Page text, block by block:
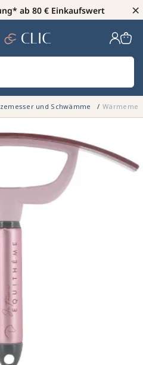
ab 80 € Einkaufswert ×
und Schwämme